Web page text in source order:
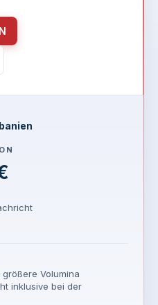
Volumina
inklusive bei der